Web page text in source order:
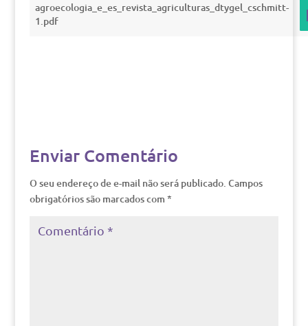
agroecologia_e_es_revista_agriculturas_dtygel_cschmitt-
1.pdf
Enviar Comentário
O seu endereço de e-mail não será publicado. Campos
obrigatórios são marcados com *